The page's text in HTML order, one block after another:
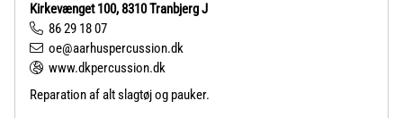
Kirkevænget 100, 8310 Tranbjerg J
86 29 18 07
oe@aarhuspercussion.dk
www.dkpercussion.dk
Reparation af alt slagtøj og pauker.